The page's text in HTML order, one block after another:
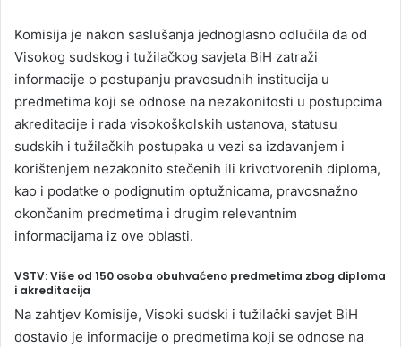
Komisija je nakon saslušanja jednoglasno odlučila da od
Visokog sudskog i tužilačkog savjeta BiH zatraži
informacije o postupanju pravosudnih institucija u
predmetima koji se odnose na nezakonitosti u postupcima
akreditacije i rada visokoškolskih ustanova, statusu
sudskih i tužilačkih postupaka u vezi sa izdavanjem i
korištenjem nezakonito stečenih ili krivotvorenih diploma,
kao i podatke o podignutim optužnicama, pravosnažno
okončanim predmetima i drugim relevantnim
informacijama iz ove oblasti.
VSTV: Više od 150 osoba obuhvaćeno predmetima zbog diploma
i akreditacija
Na zahtjev Komisije, Visoki sudski i tužilački savjet BiH
dostavio je informacije o predmetima koji se odnose na